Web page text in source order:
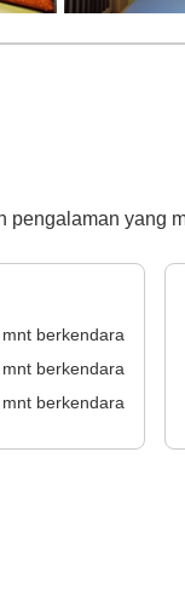
pengalaman yang
mnt berkendara
mnt berkendara
berkendara